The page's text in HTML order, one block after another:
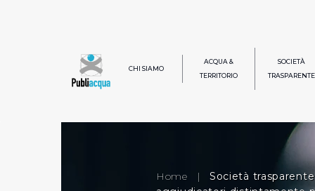
CHI SIAMO
ACQUA &
TERRITORIO
SOCIETÀ
TRASPARENTE
Home |
Società trasparente